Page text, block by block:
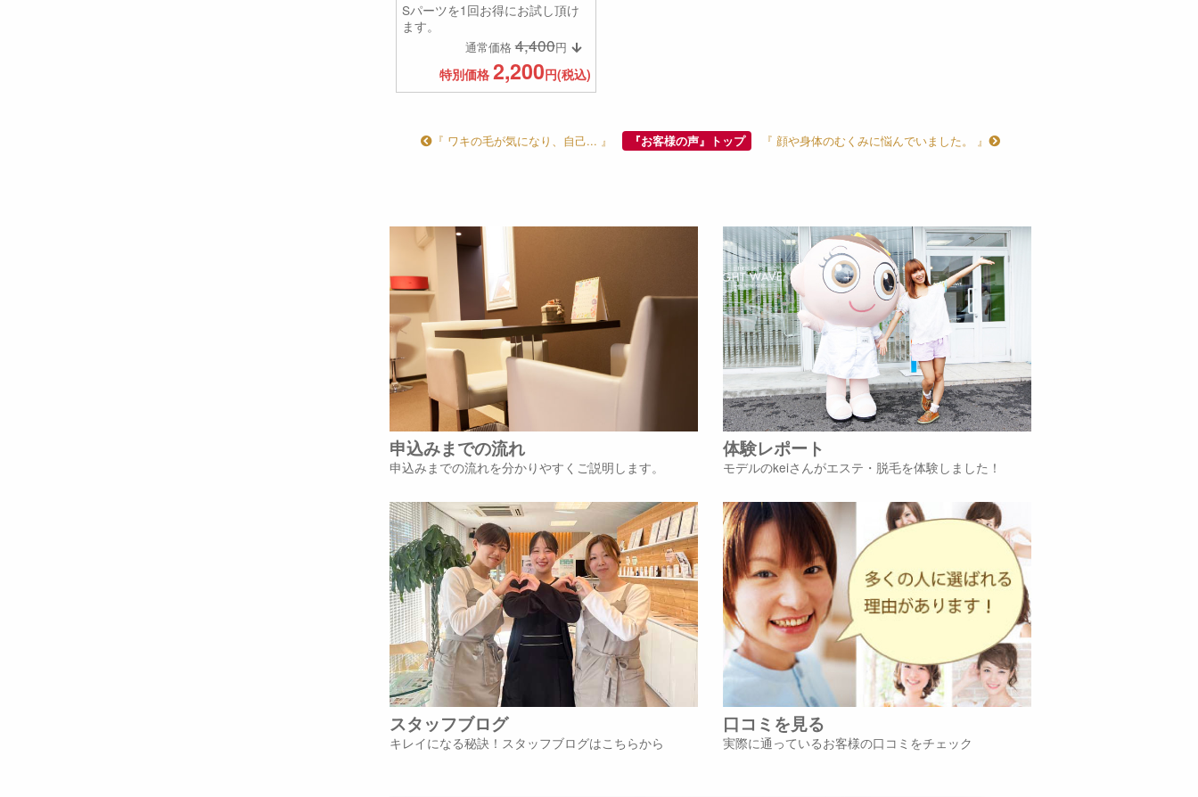
Sパーツを1回お得にお試し頂け
ます。
通常価格4,400円
特別価格 2,200円(税込)
『 ワキの毛が気になり、自己... 』 『お客様の声』トップ 『 顔や身体のむくみに悩んでいました。 』
申込みまでの流れ
申込みまでの流れを分かりやすくご説明します。
体験レポート
モデルのkeiさんがエステ・脱毛を体験しました！
スタッフブログ
キレイになる秘訣！スタッフブログはこちらから
口コミを見る
実際に通っているお客様の口コミをチェック